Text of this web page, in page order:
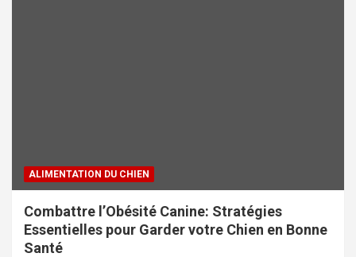
ALIMENTATION DU CHIEN
Combattre l’Obésité Canine: Stratégies
Essentielles pour Garder votre Chien en Bonne
Santé